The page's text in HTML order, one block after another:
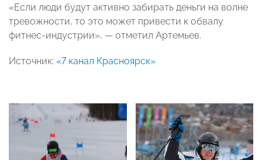
«Если люди будут активно забирать деньги на волне
тревожности, то это может привести к обвалу
фитнес-индустрии», — отметил Артемьев.
Источник: «7 канал Красноярск»